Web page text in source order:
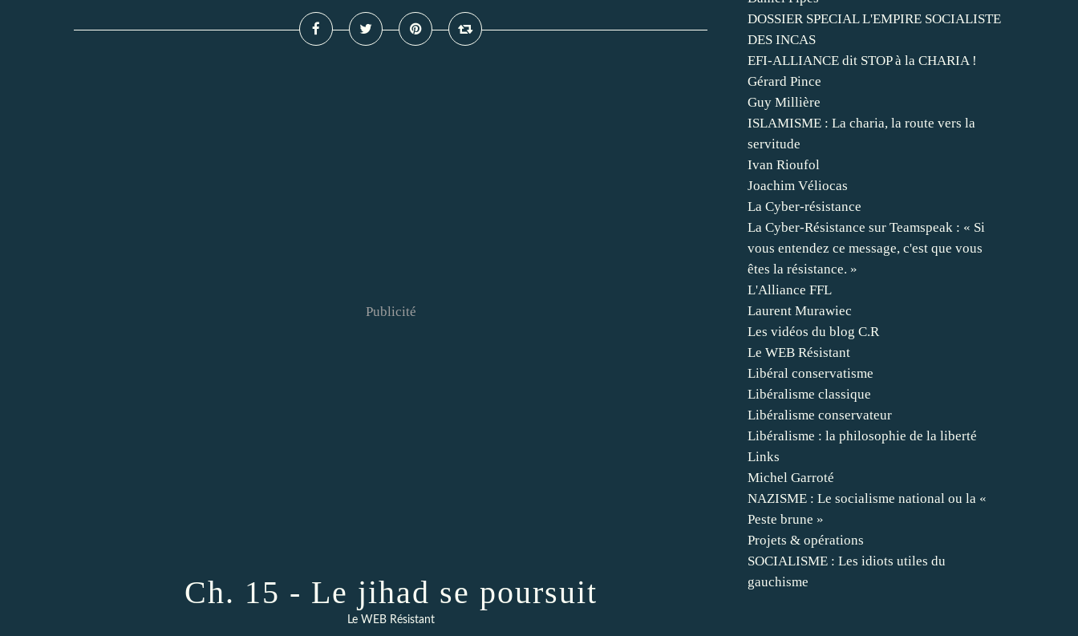
Publicité
Ch. 15 - Le jihad se poursuit
Le WEB Résistant
DOSSIER SPECIAL L'EMPIRE SOCIALISTE
DES INCAS
EFI-ALLIANCE dit STOP à la CHARIA !
Gérard Pince
Guy Millière
ISLAMISME : La charia, la route vers la
servitude
Ivan Rioufol
Joachim Véliocas
La Cyber-résistance
La Cyber-Résistance sur Teamspeak : « Si
vous entendez ce message, c'est que vous
êtes la résistance. »
L'Alliance FFL
Laurent Murawiec
Les vidéos du blog C.R
Le WEB Résistant
Libéral conservatisme
Libéralisme classique
Libéralisme conservateur
Libéralisme : la philosophie de la liberté
Links
Michel Garroté
NAZISME : Le socialisme national ou la «
Peste brune »
Projets & opérations
SOCIALISME : Les idiots utiles du
gauchisme